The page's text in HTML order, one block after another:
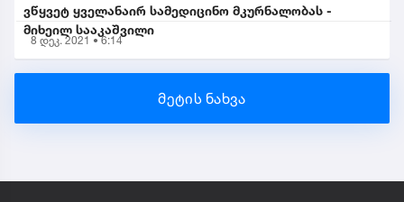
ვწყვეტ ყველანაირ სამედიცინო მკურნალობას -
მიხეილ სააკაშვილი
8 დეკ. 2021 • 6:14
მეტის ნახვა